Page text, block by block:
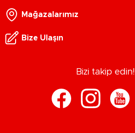
Mağazalarımız
Bize Ulaşın
Bizi takip edin!